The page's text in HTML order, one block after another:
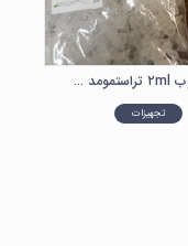
میکروتیوب ۲ml تراستمومد TRUSTMOMED
تجهیزات
مقایسه